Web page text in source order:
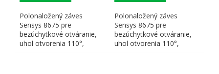
Polonaložený záves
Sensys 8675 pre
bezúchytkové otváranie,
uhol otvorenia 110°,
vŕtanie misky 45x9.5mm,
Polonaložený záves
Sensys 8675 pre
bezúchytkové otváranie,
uhol otvorenia 110°,
vŕtanie misky 45x9.5mm,